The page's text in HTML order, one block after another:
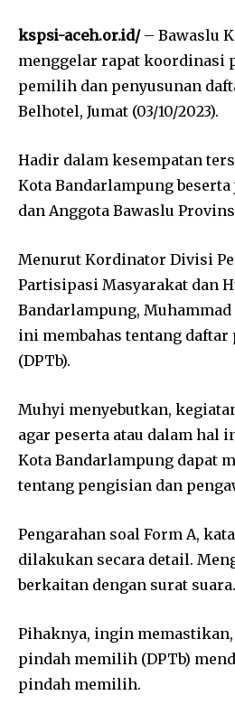
kspsi-aceh.or.id/– Bawaslu
menggelar rapat koordinasi
pemilih dan penyusunan
Belhotel, Jumat (03/10/2023).
Hadir dalam kesempatan
Kota Bandarlampung
dan Anggota Bawaslu
Menurut Kordinator Divisi
Partisipasi Masyarakat dan
Bandarlampung,
ini membahas tentang
(DPTb).
Muhyi menyebutkan,
agar peserta atau dalam hal
Kota Bandarlampung dapat
tentang pengisian dan
Pengarahan soal Form A,
dilakukan secara detail.
berkaitan dengan surat suara.
Pihaknya, ingin
pindah memilih (DPTb)
pindah memilih.